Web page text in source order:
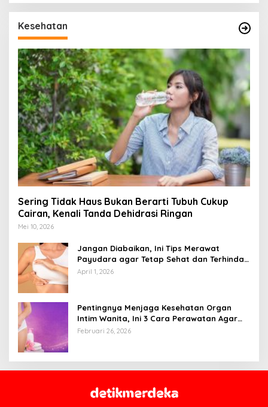
Kesehatan
Sering Tidak Haus Bukan Berarti Tubuh Cukup
Cairan, Kenali Tanda Dehidrasi Ringan
Mei 10, 2026
Jangan Diabaikan, Ini Tips Merawat
Payudara agar Tetap Sehat dan Terhindar
dari Risiko Penyakit
April 1, 2026
Pentingnya Menjaga Kesehatan Organ
Intim Wanita, Ini 3 Cara Perawatan Agar
Tetap Bersih
Februari 26, 2026